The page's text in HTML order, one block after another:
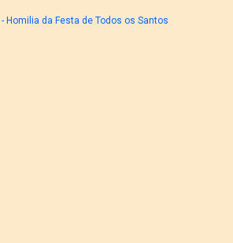
Homilia da Festa de Todos os Santos